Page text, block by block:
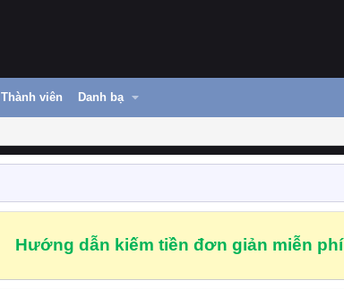
Thành viên Danh bạ
Hướng dẫn kiếm tiền đơn giản miễn phí